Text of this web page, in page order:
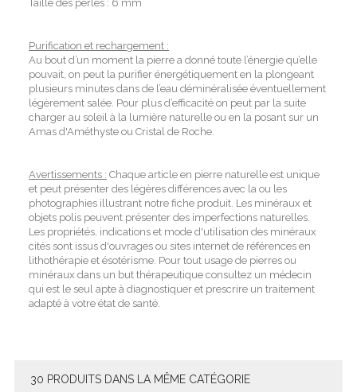
Taille des perles : 6 mm
Purification et rechargement :
Au bout d’un moment la pierre a donné toute l’énergie qu’elle
pouvait, on peut la purifier énergétiquement en la plongeant
plusieurs minutes dans de l’eau déminéralisée éventuellement
légèrement salée. Pour plus d’efficacité on peut par la suite
charger au soleil à la lumière naturelle ou en la posant sur un
Amas d'Améthyste ou Cristal de Roche.
Avertissements : Chaque article en pierre naturelle est unique
et peut présenter des légères différences avec la ou les
photographies illustrant notre fiche produit. Les minéraux et
objets polis peuvent présenter des imperfections naturelles.
Les propriétés, indications et mode d'utilisation des minéraux
cités sont issus d'ouvrages ou sites internet de références en
lithothérapie et ésotérisme. Pour tout usage de pierres ou
minéraux dans un but thérapeutique consultez un médecin
qui est le seul apte à diagnostiquer et prescrire un traitement
adapté à votre état de santé.
30 PRODUITS DANS LA MÊME CATÉGORIE